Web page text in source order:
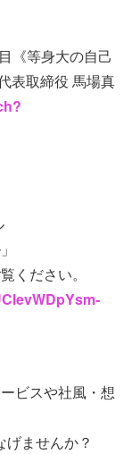
《等身大の自己
表取締役 馬場真
ください。
ビスや社風・想
ませんか？